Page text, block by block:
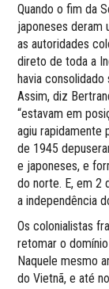
Quando o fim da
japoneses deram
as autoridades
direto de toda a
havia consolidado
Assim, diz
“estavam em
agiu rapidamente
de 1945
e japoneses, e
do norte. E, em 2
a independência
Os colonialistas
retomar o
Naquele mesmo
do Vietnã, e até